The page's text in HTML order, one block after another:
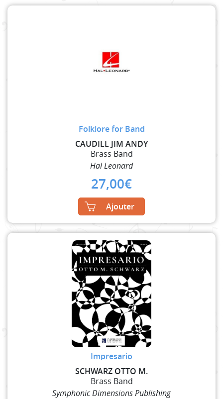
Folklore for Band
CAUDILL JIM ANDY
Brass Band
Hal Leonard
27,00€
Ajouter
Impresario
SCHWARZ OTTO M.
Brass Band
Symphonic Dimensions Publishing